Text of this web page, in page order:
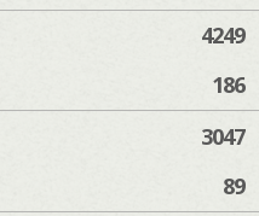
4249
186
3047
89